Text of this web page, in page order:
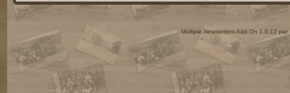
Multiple Newsletters Add On 1.0.12 par